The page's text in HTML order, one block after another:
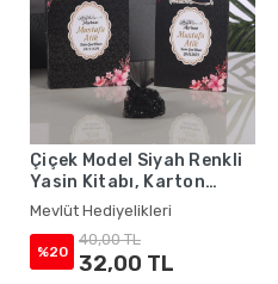
Çiçek Model Siyah Renkli
Yasin Kitabı, Karton
Çanta ve Tesbih - Mevlüt
Hediyelikleri
Mevlüt Hediyelikleri
%20
40,00 TL
32,00 TL